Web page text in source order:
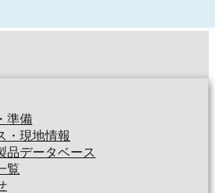
準備
・現地情報
品データベース
覧